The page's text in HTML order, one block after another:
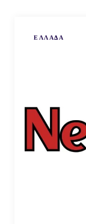
ΕΛΛΑΔΑ